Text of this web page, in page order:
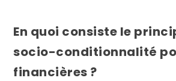
En quoi consiste le
socio-conditionnalité
financières ?